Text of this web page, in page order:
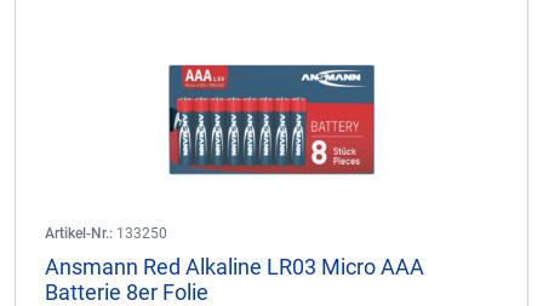
Artikel-Nr.: 133250
Ansmann Red Alkaline LR03 Micro AAA
Batterie 8er Folie